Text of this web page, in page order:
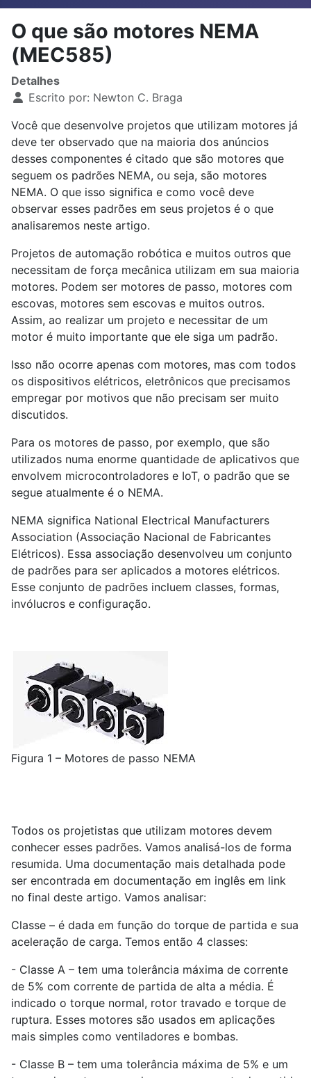
O que são motores NEMA
(MEC585)
Detalhes
Escrito por: Newton C. Braga
Você que desenvolve projetos que utilizam motores já
deve ter observado que na maioria dos anúncios
desses componentes é citado que são motores que
seguem os padrões NEMA, ou seja, são motores
NEMA. O que isso significa e como você deve
observar esses padrões em seus projetos é o que
analisaremos neste artigo.
Projetos de automação robótica e muitos outros que
necessitam de força mecânica utilizam em sua maioria
motores. Podem ser motores de passo, motores com
escovas, motores sem escovas e muitos outros.
Assim, ao realizar um projeto e necessitar de um
motor é muito importante que ele siga um padrão.
Isso não ocorre apenas com motores, mas com todos
os dispositivos elétricos, eletrônicos que precisamos
empregar por motivos que não precisam ser muito
discutidos.
Para os motores de passo, por exemplo, que são
utilizados numa enorme quantidade de aplicativos que
envolvem microcontroladores e IoT, o padrão que se
segue atualmente é o NEMA.
NEMA significa National Electrical Manufacturers
Association (Associação Nacional de Fabricantes
Elétricos). Essa associação desenvolveu um conjunto
de padrões para ser aplicados a motores elétricos.
Esse conjunto de padrões incluem classes, formas,
invólucros e configuração.
Figura 1 – Motores de passo NEMA
Todos os projetistas que utilizam motores devem
conhecer esses padrões. Vamos analisá-los de forma
resumida. Uma documentação mais detalhada pode
ser encontrada em documentação em inglês em link
no final deste artigo. Vamos analisar:
Classe – é dada em função do torque de partida e sua
aceleração de carga. Temos então 4 classes:
- Classe A – tem uma tolerância máxima de corrente
de 5% com corrente de partida de alta a média. É
indicado o torque normal, rotor travado e torque de
ruptura. Esses motores são usados em aplicações
mais simples como ventiladores e bombas.
- Classe B – tem uma tolerância máxima de 5% e um